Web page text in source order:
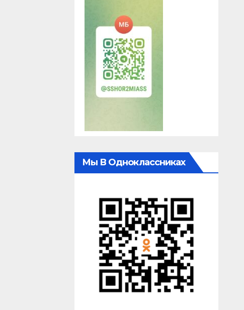
Мы В Одноклассниках